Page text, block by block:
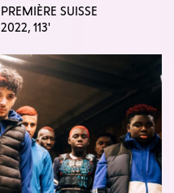
PREMIÈRE SUISSE
2022,113'